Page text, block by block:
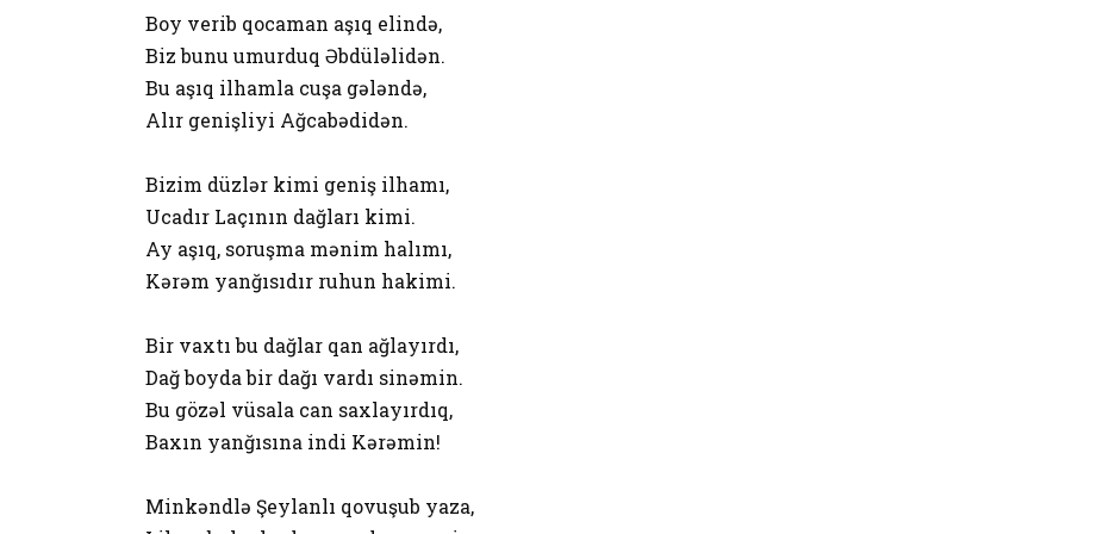
Boy verib qocaman aşıq elində,
Biz bunu umurduq Əbdüləlidən.
Bu aşıq ilhamla cuşa gələndə,
Alır genişliyi Ağcabədidən.
Bizim düzlər kimi geniş ilhamı,
Ucadır Laçının dağları kimi.
Ay aşıq, soruşma mənim halımı,
Kərəm yanğısıdır ruhun hakimi.
Bir vaxtı bu dağlar qan ağlayırdı,
Dağ boyda bir dağı vardı sinəmin.
Bu gözəl vüsala can saxlayırdıq,
Baxın yanğısına indi Kərəmin!
Minkəndlə Şeylanlı qovuşub yaza,